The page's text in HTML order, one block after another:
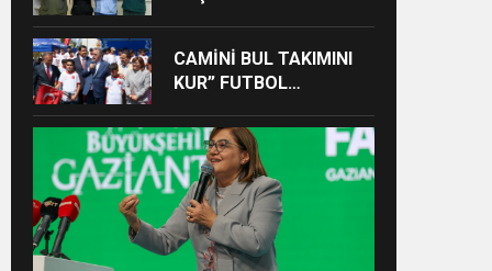
CAMİNİ BUL TAKIMINI
KUR” FUTBOL
TÜM ÖĞRENCİLERE
BİSİKLET HEDİYE EDİLDİ